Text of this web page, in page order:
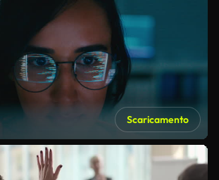
Scaricamento